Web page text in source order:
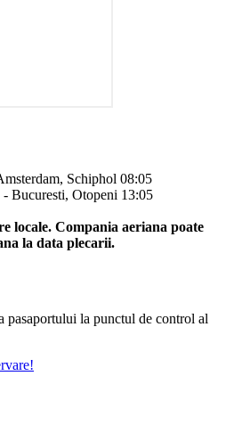
Schiphol 08:05
Bucuresti, Otopeni 13:05
locale. Compania aeriana poate
la data plecarii.
pasaportului la punctul de control al